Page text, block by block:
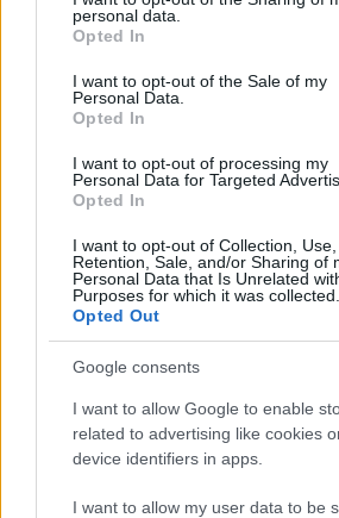
grant or deny consent to Google and its
use your data for below specified
consent section.
personal data.
Opted In
I want to opt-out of the Sale of my
Personal Data.
Opted In
I want to opt-out of processing my
Personal Data for Targeted
Opted In
I want to opt-out of Collection, Use,
Retention, Sale, and/or Sharing of
Personal Data that Is Unrelated
Purposes for which it was collected.
Opted Out
Google consents
I want to allow Google to enable
related to advertising like cookies
device identifiers in apps.
I want to allow my user data to be
The Strange•2016. december 08.
Az Intimissimi ünnepi
orosz modell, Irina Shayk
town" című örökzöld karácsonyi